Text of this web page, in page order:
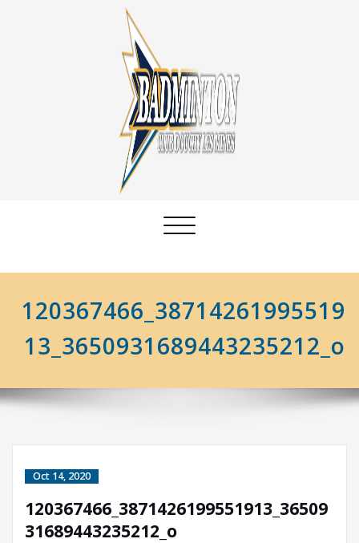
Afficher/masquer
120367466_38714261995519
13_3650931689443235212_o
Oct 14, 2020
120367466_3871426199551913_36509
31689443235212_o